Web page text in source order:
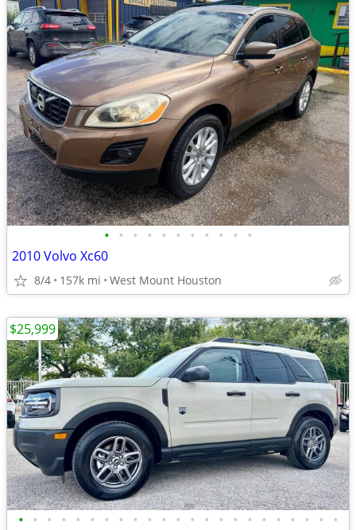
• • • • • • • • • • •
2010 Volvo Xc60
8/4 157k mi West Mount Houston
• • • • • • • • • • • • • • • • • • • • • • •
$25,999